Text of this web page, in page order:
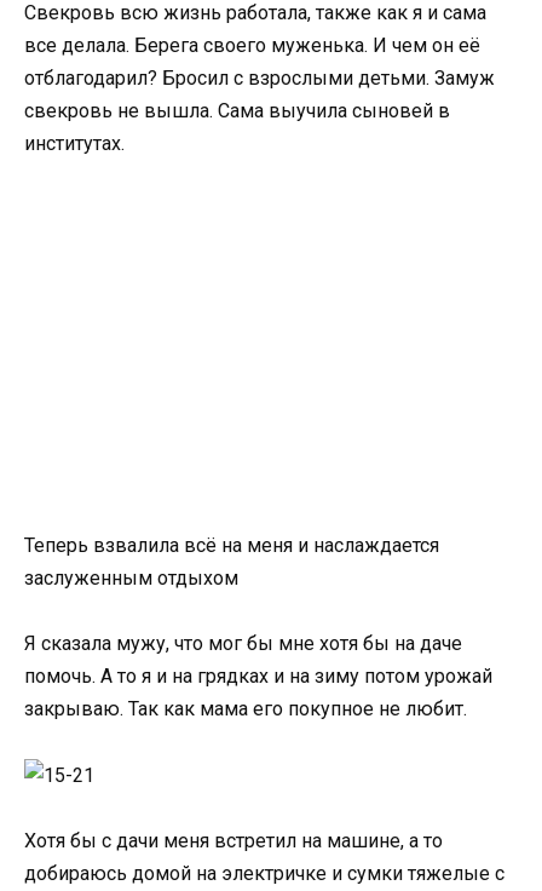
Свекровь всю жизнь работала, также как я и сама
все делала. Берега своего муженька. И чем он её
отблагодарил? Бросил с взрослыми детьми. Замуж
свекровь не вышла. Сама выучила сыновей в
институтах.
Теперь взвалила всё на меня и наслаждается
заслуженным отдыхом
Я сказала мужу, что мог бы мне хотя бы на даче
помочь. А то я и на грядках и на зиму потом урожай
закрываю. Так как мама его покупное не любит.
Хотя бы с дачи меня встретил на машине, а то
добираюсь домой на электричке и сумки тяжелые с